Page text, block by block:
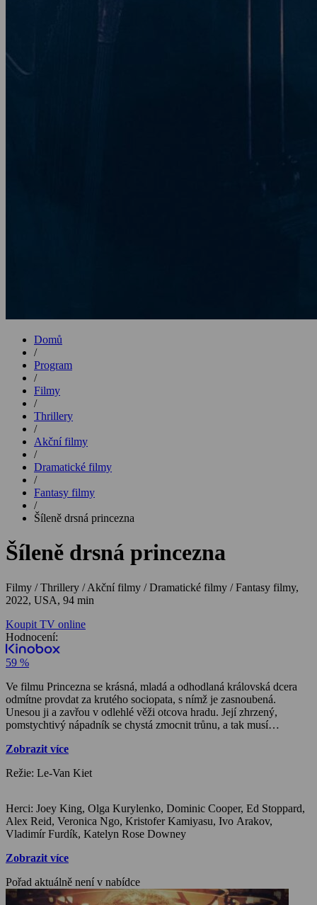
Domů
/
Program
/
Filmy
/
Thrillery
/
Akční filmy
/
Dramatické filmy
/
Fantasy filmy
/
Šíleně drsná princezna
Šíleně drsná princezna
Filmy / Thrillery / Akční filmy / Dramatické filmy / Fantasy filmy,
2022, USA, 94 min
Koupit TV online
Hodnocení:
59 %
Ve filmu Princezna se krásná, mladá a odhodlaná královská dcera
odmítne provdat za krutého sociopata, s nímž je zasnoubená.
Unesou ji a zavřou v odlehlé věži otcova hradu. Její zhrzený,
pomstychtivý nápadník se chystá zmocnit trůnu, a tak musí
to stojí.
Zobrazit více
Režie: Le-Van Kiet
Herci: Joey King, Olga Kurylenko, Dominic Cooper, Ed Stoppard,
Alex Reid, Veronica Ngo, Kristofer Kamiyasu, Ivo Arakov,
Vladimír Furdík, Katelyn Rose Downey
Zobrazit více
Pořad aktuálně není v nabídce